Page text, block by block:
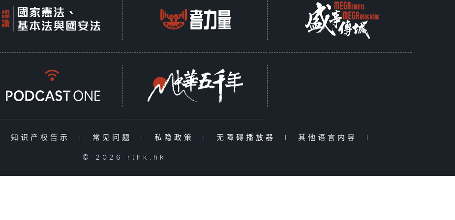
知识产权告示 | 常见问题 | 私隐政策 | 无障碍播放器 | 其他语言内容 |
© 2026 rthk.hk